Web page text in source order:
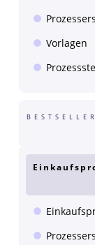
Vorlagen
BESTSELLER